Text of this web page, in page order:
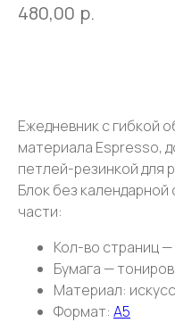
480,00 р.
Ежедневник с гибкой
материала Espresso,
петлей-резинкой для
Блок без
части:
Кол-во страниц —
Бумага —
Материал:
Формат: А5